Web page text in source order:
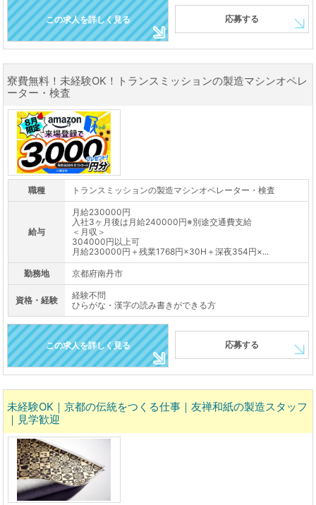
この求人を詳しく見る 応募する
寮費無料！未経験OK！トランスミッションの製造マシンオペレ
ーター・検査
職種 トランスミッションの製造マシンオペレーター・検査
給与
月給230000円
入社3ヶ月後は月給240000円※別途交通費支給
＜月収＞
304000円以上可
月給230000円＋残業1768円×30H＋深夜354円×...
勤務地 京都府南丹市
資格・経験
経験不問
ひらがな・漢字の読み書きができる方
この求人を詳しく見る 応募する
未経験OK｜京都の伝統をつくる仕事｜友禅和紙の製造スタッフ
｜見学歓迎